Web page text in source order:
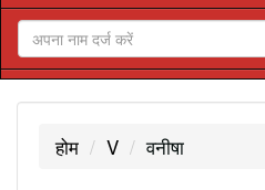
होम V वनीषा